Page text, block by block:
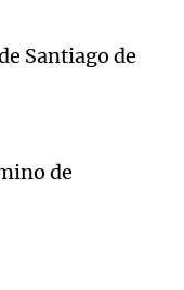
Santiago de
de